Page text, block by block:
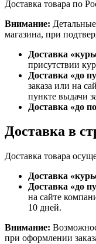
Доставка товара по
Внимание:
магазина, при
Доставка
присутствии
Доставка «до
заказа или на
пункте выдачи
Доставка «до
Доставка в
Доставка товара
Доставка
Доставка «до
на сайте
10 дней.
Внимание:
при оформлении